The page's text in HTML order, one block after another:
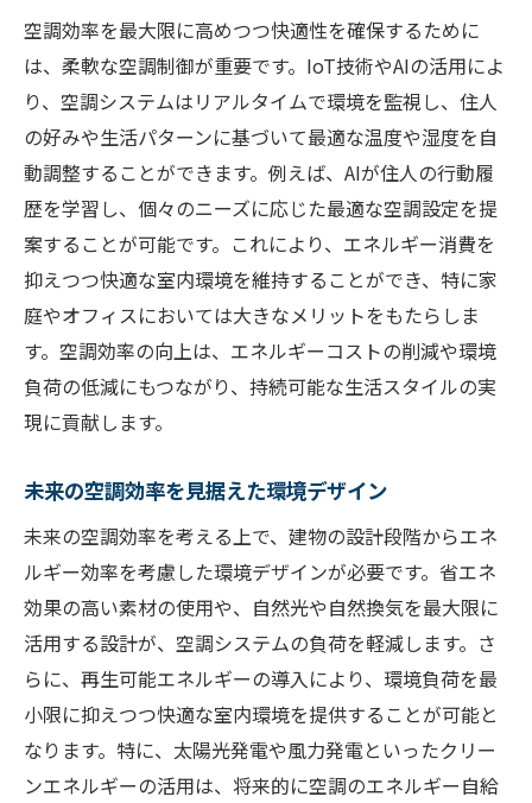
空調効率を最大限に高めつつ快適性を確保するために
は、柔軟な空調制御が重要です。IoT技術やAIの活用によ
り、空調システムはリアルタイムで環境を監視し、住人
の好みや生活パターンに基づいて最適な温度や湿度を自
動調整することができます。例えば、AIが住人の行動履
歴を学習し、個々のニーズに応じた最適な空調設定を提
案することが可能です。これにより、エネルギー消費を
抑えつつ快適な室内環境を維持することができ、特に家
庭やオフィスにおいては大きなメリットをもたらしま
す。空調効率の向上は、エネルギーコストの削減や環境
負荷の低減にもつながり、持続可能な生活スタイルの実
現に貢献します。
未来の空調効率を見据えた環境デザイン
未来の空調効率を考える上で、建物の設計段階からエネ
ルギー効率を考慮した環境デザインが必要です。省エネ
効果の高い素材の使用や、自然光や自然換気を最大限に
活用する設計が、空調システムの負荷を軽減します。さ
らに、再生可能エネルギーの導入により、環境負荷を最
小限に抑えつつ快適な室内環境を提供することが可能と
なります。特に、太陽光発電や風力発電といったクリー
ンエネルギーの活用は、将来的に空調のエネルギー自給